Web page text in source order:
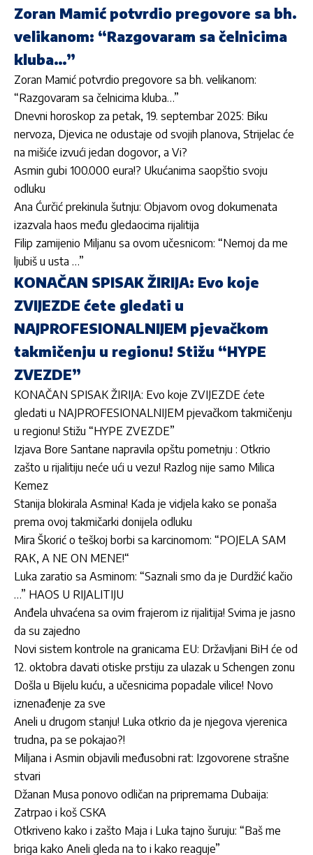
Zoran Mamić potvrdio pregovore sa bh.
velikanom: “Razgovaram sa čelnicima
kluba…”
Zoran Mamić potvrdio pregovore sa bh. velikanom:
“Razgovaram sa čelnicima kluba…”
Dnevni horoskop za petak, 19. septembar 2025: Biku
nervoza, Djevica ne odustaje od svojih planova, Strijelac će
na mišiće izvući jedan dogovor, a Vi?
Asmin gubi 100.000 eura!? Ukućanima saopštio svoju
odluku
Ana Ćurčić prekinula šutnju: Objavom ovog dokumenata
izazvala haos među gledaocima rijalitija
Filip zamijenio Miljanu sa ovom učesnicom: “Nemoj da me
ljubiš u usta …”
KONAČAN SPISAK ŽIRIJA: Evo koje
ZVIJEZDE ćete gledati u
NAJPROFESIONALNIJEM pjevačkom
takmičenju u regionu! Stižu “HYPE
ZVEZDE”
KONAČAN SPISAK ŽIRIJA: Evo koje ZVIJEZDE ćete
gledati u NAJPROFESIONALNIJEM pjevačkom takmičenju
u regionu! Stižu “HYPE ZVEZDE”
Izjava Bore Santane napravila opštu pometnju : Otkrio
zašto u rijalitiju neće ući u vezu! Razlog nije samo Milica
Kemez
Stanija blokirala Asmina! Kada je vidjela kako se ponaša
prema ovoj takmičarki donijela odluku
Mira Škorić o teškoj borbi sa karcinomom: “POJELA SAM
RAK, A NE ON MENE!“
Luka zaratio sa Asminom: “Saznali smo da je Durdžić kačio
…” HAOS U RIJALITIJU
Anđela uhvaćena sa ovim frajerom iz rijalitija! Svima je jasno
da su zajedno
Novi sistem kontrole na granicama EU: Državljani BiH će od
12. oktobra davati otiske prstiju za ulazak u Schengen zonu
Došla u Bijelu kuću, a učesnicima popadale vilice! Novo
iznenađenje za sve
Aneli u drugom stanju! Luka otkrio da je njegova vjerenica
trudna, pa se pokajao?!
Miljana i Asmin objavili međusobni rat: Izgovorene strašne
stvari
Džanan Musa ponovo odličan na pripremama Dubaija:
Zatrpao i koš CSKA
Otkriveno kako i zašto Maja i Luka tajno šuruju: “Baš me
briga kako Aneli gleda na to i kako reaguje”